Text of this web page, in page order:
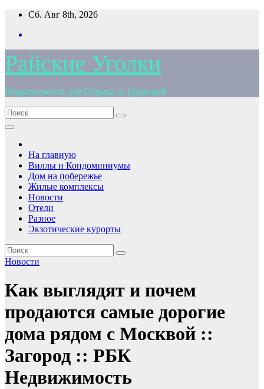
Перейти
содержимому
Сб. Авг 8th, 2026
Райские Уголки
Недвижимость для Отдыха за Границей
На главную
Виллы и Кондоминиумы
Дом на побережье
Жилые комплексы
Новости
Отели
Разное
Экзотические курорты
Новости
Как выглядят и почем
продаются самые дорогие
дома рядом с Москвой ::
Загород :: РБК
Недвижимость